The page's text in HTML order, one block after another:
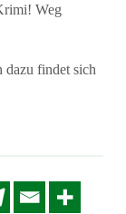
Weg
dazu findet sich